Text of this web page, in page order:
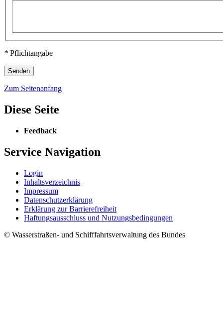
* Pflichtangabe
Zum Seitenanfang
Diese Seite
Feedback
Service Navigation
Login
Inhaltsverzeichnis
Impressum
Datenschutzerklärung
Erklärung zur Barrierefreiheit
Haftungsausschluss und Nutzungsbedingungen
© Wasserstraßen- und Schifffahrtsverwaltung des Bundes